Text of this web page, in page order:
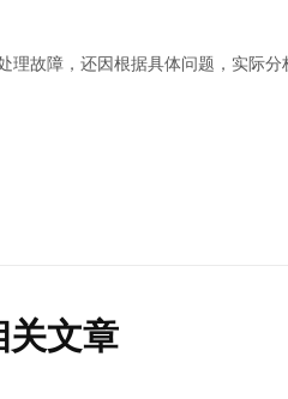
理故障，还因根据具体问题，实际
关文章